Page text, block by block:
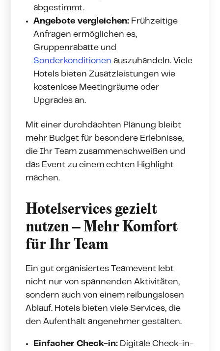
abgestimmt.
Angebote vergleichen: Frühzeitige
Anfragen ermöglichen es,
Gruppenrabatte und
Sonderkonditionen auszuhandeln. Viele
Hotels bieten Zusatzleistungen wie
kostenlose Meetingräume oder
Upgrades an.
Mit einer durchdachten Planung bleibt
mehr Budget für besondere Erlebnisse,
die Ihr Team zusammenschweißen und
das Event zu einem echten Highlight
machen.
Hotelservices gezielt
nutzen – Mehr Komfort
für Ihr Team
Ein gut organisiertes Teamevent lebt
nicht nur von spannenden Aktivitäten,
sondern auch von einem reibungslosen
Ablauf. Hotels bieten viele Services, die
den Aufenthalt angenehmer gestalten.
Einfacher Check-in: Digitale Check-in-